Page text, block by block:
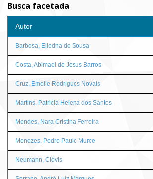
Busca facetada
Autor
Barbosa, Eliedna de Sousa
Costa, Abimael de Jesus Barros
Cruz, Emelle Rodrigues Novais
Martins, Patricia Helena dos Santos
Mendes, Nara Cristina Ferreira
Menezes, Pedro Paulo Murce
Neumann, Clóvis